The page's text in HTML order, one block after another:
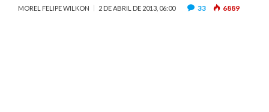
MOREL FELIPE WILKON 2 DE ABRIL DE 2013, 06:00 33 6889